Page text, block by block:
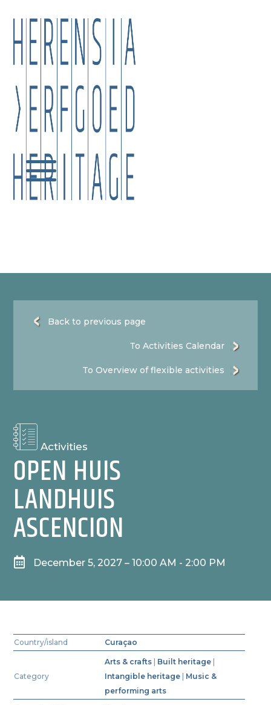
Back to previous page
To Activities Calendar
To Overview of flexible activities
Activities
OPEN HUIS
LANDHUIS
ASCENCION
 December 5, 2027 – 10:00 AM - 2:00 PM
Country/island Curaçao
Category
Arts & crafts Built heritage
Intangible heritage
Music &
performing arts